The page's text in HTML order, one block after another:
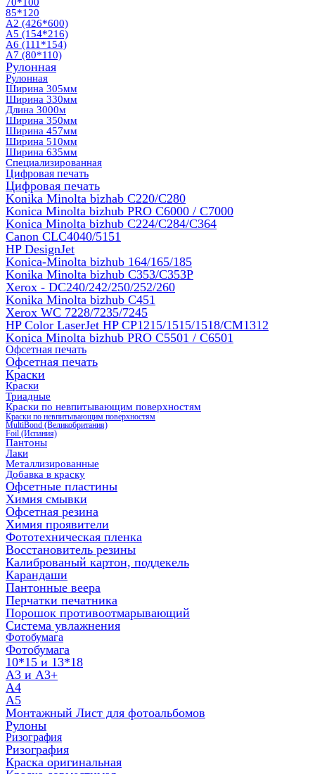
85*120
А2 (426*600)
А5 (154*216)
А6 (111*154)
А7 (80*110)
Рулонная
Рулонная
Ширина 305мм
Ширина 330мм
Длина 3000м
Ширина 350мм
Ширина 457мм
Ширина 510мм
Ширина 635мм
Специализированная
Цифровая печать
Цифровая печать
Konika Minolta bizhab C220/C280
Konica Minolta bizhub PRO C6000 / C7000
Konica Minolta bizhub С224/С284/С364
Canon CLC4040/5151
HP DesignJet
Konica-Minolta bizhub 164/165/185
Konika Minolta bizhub C353/C353Р
Xerox - DC240/242/250/252/260
Konika Minolta bizhub C451
Xerox WC 7228/7235/7245
HP Color LaserJet HP CP1215/1515/1518/CM1312
Konica Minolta bizhub PRO С5501 / С6501
Офсетная печать
Офсетная печать
Краски
Краски
Триадные
Краски по невпитывающим поверхностям
Краски по невпитывающим поверхностям
MultiBond (Великобритания)
Foil (Испания)
Пантоны
Лаки
Металлизированные
Добавка в краску
Офсетные пластины
Химия смывки
Офсетная резина
Химия проявители
Фототехническая пленка
Восстановитель резины
Калиброваный картон, поддекель
Карандаши
Пантонные веера
Перчатки печатника
Порошок противоотмарывающий
Система увлажнения
Фотобумага
Фотобумага
10*15 и 13*18
A3 и А3+
А4
А5
Монтажный Лист для фотоальбомов
Рулоны
Ризография
Ризография
Краска оригинальная